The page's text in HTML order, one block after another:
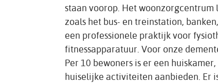
staan voorop. Het
zoals het bus- en treinstation,
een professionele praktijk voor
fitnessapparatuur. Voor onze
Per 10 bewoners is er een
huiselijke activiteiten aanbieden. Er